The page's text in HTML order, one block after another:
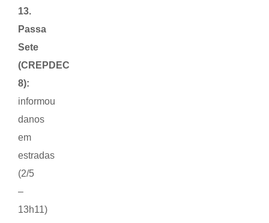
13.
Passa
Sete
(CREPDEC
8):
informou
danos
em
estradas
(2/5
–
13h11)